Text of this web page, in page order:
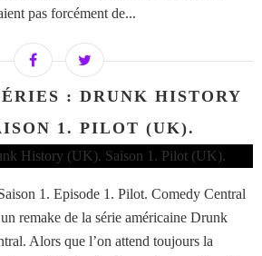
pas forcément de...
: DRUNK HISTORY
1. PILOT (UK).
1. Episode 1. Pilot. Comedy Central
remake de la série américaine Drunk
Alors que l’on attend toujours la